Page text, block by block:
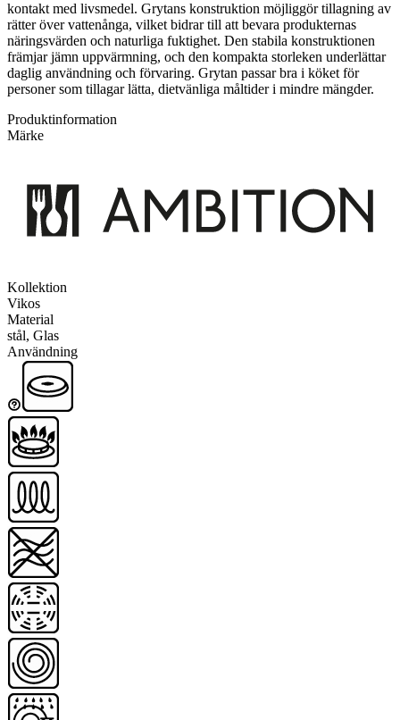
kontakt med livsmedel. Grytans konstruktion möjliggör tillagning av
rätter över vattenånga, vilket bidrar till att bevara produkternas
näringsvärden och naturliga fuktighet. Den stabila konstruktionen
främjar jämn uppvärmning, och den kompakta storleken underlättar
daglig användning och förvaring. Grytan passar bra i köket för
personer som tillagar lätta, dietvänliga måltider i mindre mängder.
Produktinformation
Märke
Kollektion
Vikos
Material
stål, Glas
Användning